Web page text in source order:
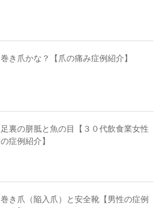
巻き爪かな？【爪の痛み症例紹介】
足裏の胼胝と魚の目【３０代飲食業女性
の症例紹介】
巻き爪（陥入爪）と安全靴【男性の症例